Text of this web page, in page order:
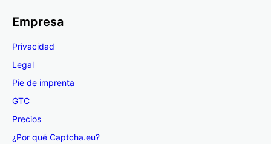
Empresa
Privacidad
Legal
Pie de imprenta
GTC
Precios
¿Por qué Captcha.eu?